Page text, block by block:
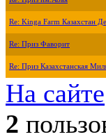
Re: Kinga Farm Казахстан
Re: Приз Фаворит
Re: Приз Казахстанская
На сайте
2